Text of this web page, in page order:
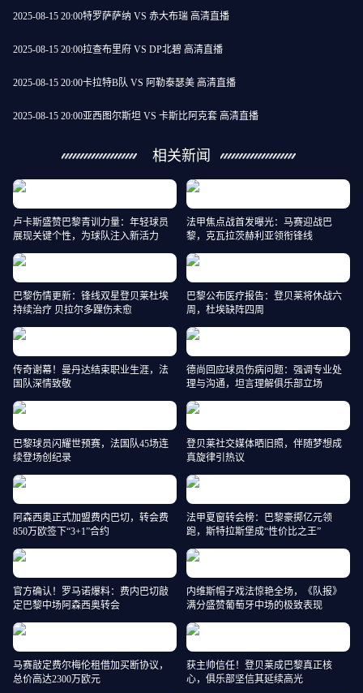
2025-08-15 20:00特罗萨萨纳 VS 赤大布瑞 高清直播
2025-08-15 20:00拉查布里府 VS DP北碧 高清直播
2025-08-15 20:00卡拉特B队 VS 阿勒泰瑟美 高清直播
2025-08-15 20:00亚西图尔斯坦 VS 卡斯比阿克套 高清直播
相关新闻
卢卡斯盛赞巴黎青训力量：年轻球员
展现关键个性，为球队注入新活力
法甲焦点战首发曝光：马赛迎战巴
黎，克瓦拉茨赫利亚领衔锋线
巴黎伤情更新：锋线双星登贝莱杜埃
持续治疗 贝拉尔多踝伤未愈
巴黎公布医疗报告：登贝莱将休战六
周，杜埃缺阵四周
传奇谢幕！曼丹达结束职业生涯，法
国队深情致敬
德尚回应球员伤病问题：强调专业处
理与沟通，坦言理解俱乐部立场
巴黎球员闪耀世预赛，法国队45场连
续登场创纪录
登贝莱社交媒体晒旧照，伴随梦想成
真旋律引热议
阿森西奥正式加盟费内巴切，转会费
850万欧签下“3+1”合约
法甲夏窗转会榜：巴黎豪掷亿元领
跑，斯特拉斯堡成“性价比之王”
官方确认！罗马诺爆料：费内巴切敲
定巴黎中场阿森西奥转会
内维斯帽子戏法惊艳全场，《队报》
满分盛赞葡萄牙中场的极致表现
马赛敲定费尔梅伦租借加买断协议，
总价高达2300万欧元
获主帅信任！登贝莱成巴黎真正核
心，俱乐部坚信其延续高光